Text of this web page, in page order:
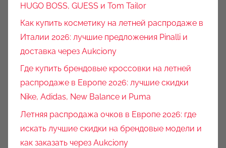
HUGO BOSS, GUESS и Tom Tailor
Как купить косметику на летней распродаже в
Италии 2026: лучшие предложения Pinalli и
доставка через Aukciony
Где купить брендовые кроссовки на летней
распродаже в Европе 2026: лучшие скидки
Nike, Adidas, New Balance и Puma
Летняя распродажа очков в Европе 2026: где
искать лучшие скидки на брендовые модели и
как заказать через Aukciony